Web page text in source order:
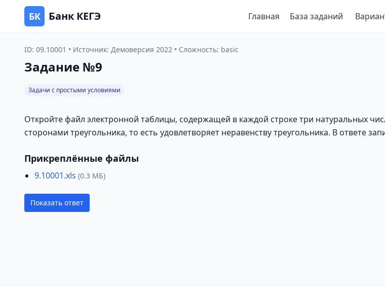
БК Банк КЕГЭ Главная База заданий
ID: 09.10001 • Источник: Демоверсия 2022 • Сложность: basic
Задание №9
Задачи с простыми условиями
Откройте файл электронной таблицы, содержащей в каждой строке три натуральных
сторонами треугольника, то есть удовлетворяет неравенству треугольника. В ответе
Прикреплённые файлы
9.10001.xls (0.3 МБ)
Показать ответ